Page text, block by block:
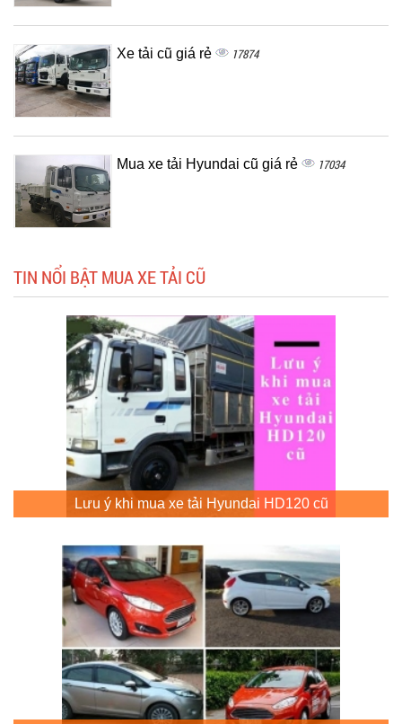
Xe tải cũ giá rẻ 17874
Mua xe tải Hyundai cũ giá rẻ 17034
TIN NỔI BẬT MUA XE TẢI CŨ
Lưu ý khi mua xe tải Hyundai HD120 cũ